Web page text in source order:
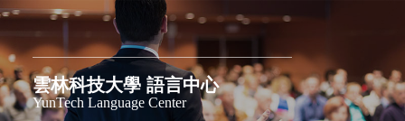
雲林科技大學 語言中心
YunTech Language Center